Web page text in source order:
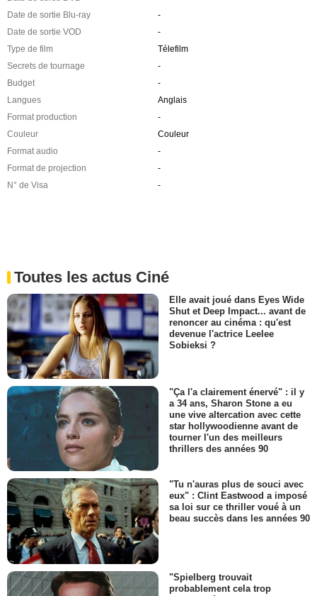
Date de sortie Blu-ray
-
Date de sortie VOD
-
Type de film
Télefilm
Secrets de tournage
-
Budget
-
Langues
Anglais
Format production
-
Couleur
Couleur
Format audio
-
Format de projection
-
N° de Visa
-
Toutes les actus Ciné
Elle avait joué dans Eyes Wide
Shut et Deep Impact... avant de
renoncer au cinéma : qu'est
devenue l'actrice Leelee
Sobieksi ?
"Ça l'a clairement énervé" : il y
a 34 ans, Sharon Stone a eu
une vive altercation avec cette
star hollywoodienne avant de
tourner l'un des meilleurs
thrillers des années 90
"Tu n'auras plus de souci avec
eux" : Clint Eastwood a imposé
sa loi sur ce thriller voué à un
beau succès dans les années 90
"Spielberg trouvait
probablement cela trop